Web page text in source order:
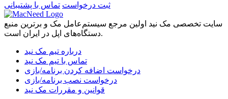
در سایت ثبت‌نام کنید، پلن مناسب خود را انتخاب کنید و دنیایی از
اپلیکیشن‌های مک را در اختیار داشته باشید. با مک نید، تجربه‌ی
استفاده از مک ساده‌تر، حرفه‌ای‌تر و لذت‌بخش‌تر از همیشه است.
ثبت درخواست تماس با پشتیبانی
سایت تخصصی مک نید اولین مرجع سیستم‌عامل مک و برترین منبع
دستگاه‌های اپل در ایران است.
درباره تیم مک نید
تماس با تیم مک نید
درخواست اضافه کردن برنامه/بازی
درخواست نصب برنامه/بازی
قوانین و مقررات مک نید